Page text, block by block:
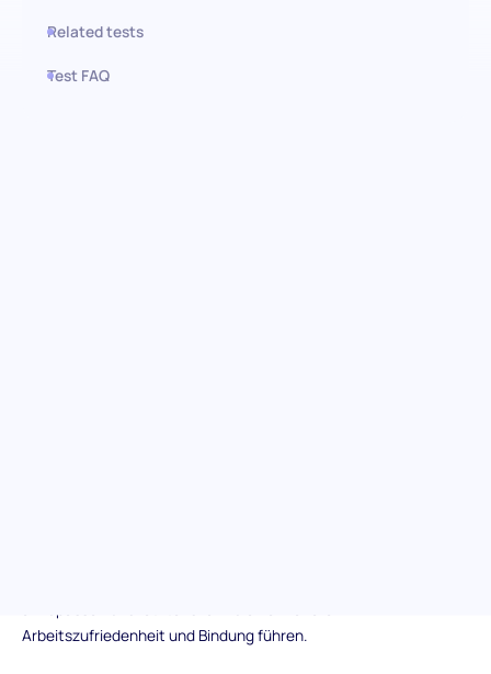
Related tests
Test FAQ
Arbeitszufriedenheit und Bindung führen.